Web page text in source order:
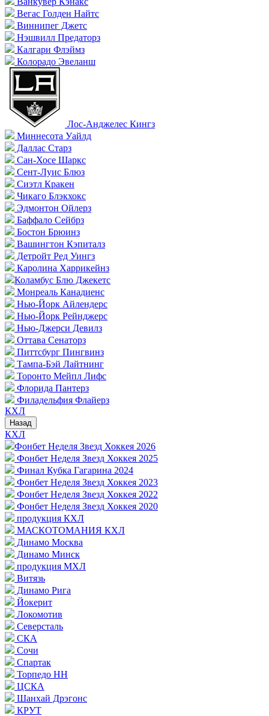
Вегас Голден Найтс
Виннипег Джетс
Нэшвилл Предаторз
Калгари Флэймз
Колорадо Эвеланш
Лос-Анджелес Кингз
Миннесота Уайлд
Даллас Старз
Сан-Хосе Шаркс
Сент-Луис Блюз
Сиэтл Кракен
Чикаго Блэкхокс
Эдмонтон Ойлерз
Баффало Сейбрз
Бостон Брюинз
Вашингтон Кэпиталз
Детройт Ред Уингз
Каролина Харрикейнз
Коламбус Блю Джекетс
Монреаль Канадиенс
Нью-Йорк Айлендерс
Нью-Йорк Рейнджерс
Нью-Джерси Девилз
Оттава Сенаторз
Питтсбург Пингвинз
Тампа-Бэй Лайтнинг
Торонто Мейпл Лифс
Флорида Пантерз
Филадельфия Флайерз
КХЛ
Назад
КХЛ
Фонбет Неделя Звезд Хоккея 2026
Фонбет Неделя Звезд Хоккея 2025
Финал Кубка Гагарина 2024
Фонбет Неделя Звезд Хоккея 2023
Фонбет Неделя Звезд Хоккея 2022
Фонбет Неделя Звезд Хоккея 2020
продукция КХЛ
МАСКОТОМАНИЯ КХЛ
Динамо Москва
Динамо Минск
продукция МХЛ
Витязь
Динамо Рига
Йокерит
Локомотив
Северсталь
СКА
Сочи
Спартак
Торпедо НН
ЦСКА
Шанхай Дрэгонс
КРУТ